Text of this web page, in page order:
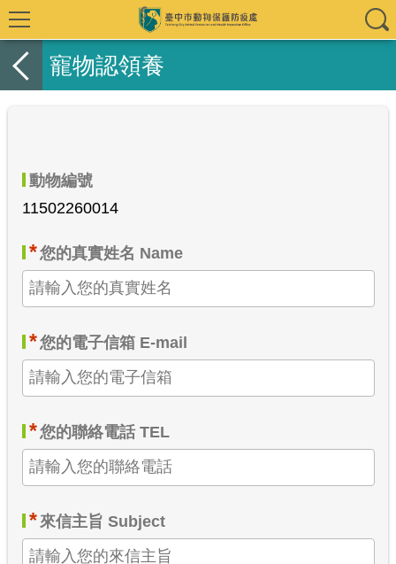
寵物認領養
動物編號
11502260014
*您的真實姓名 Name
*您的電子信箱 E-mail
*您的聯絡電話 TEL
* 來信主旨 Subject